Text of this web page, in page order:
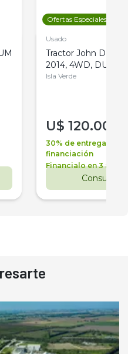
Ofertas Especiales
Usado
Tractor John Deere
2014, 4WD, DUAL
Isla Verde
U$ 120.000
30% de entrega +
financiación
Financialo en 3 años
Consultar